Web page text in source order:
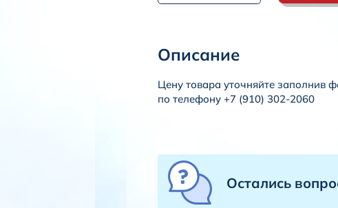
Описание
Цену товара уточняйте заполнив
по телефону +7 (910) 302-2060
Остались